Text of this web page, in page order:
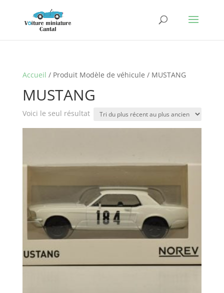
Accueil / Produit Modèle de véhicule / MUSTANG
MUSTANG
Voici le seul résultat